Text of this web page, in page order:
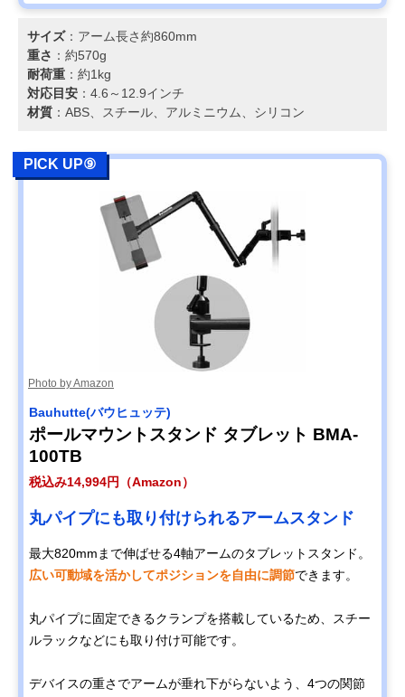
サイズ：アーム長さ約860mm
重さ ：約570g
耐荷重 ：約1kg
対応目安 ：4.6～12.9インチ
材質 ：ABS、スチール、アルミニウム、シリコン
PICK UP⑨
Photo by Amazon
Bauhutte(バウヒュッテ)
ポールマウントスタンド タブレット BMA-
100TB
税込み14,994円（Amazon）
丸パイプにも取り付けられるアームスタンド
最大820mmまで伸ばせる4軸アームのタブレットスタンド。
広い可動域を活かしてポジションを自由に調節できます。
丸パイプに固定できるクランプを搭載しているため、スチー
ルラックなどにも取り付け可能です。
デバイスの重さでアームが垂れ下がらないよう、4つの関節